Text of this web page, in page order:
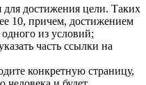
для достижения цели. Таких
10, причем, достижением
из условий;
часть ссылки на
конкретную страницу,